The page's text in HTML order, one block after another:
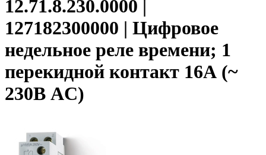
12.71.8.230.0000 |
127182300000 | Цифровое
недельное реле времени; 1
перекидной контакт 16А (~
230В AC)